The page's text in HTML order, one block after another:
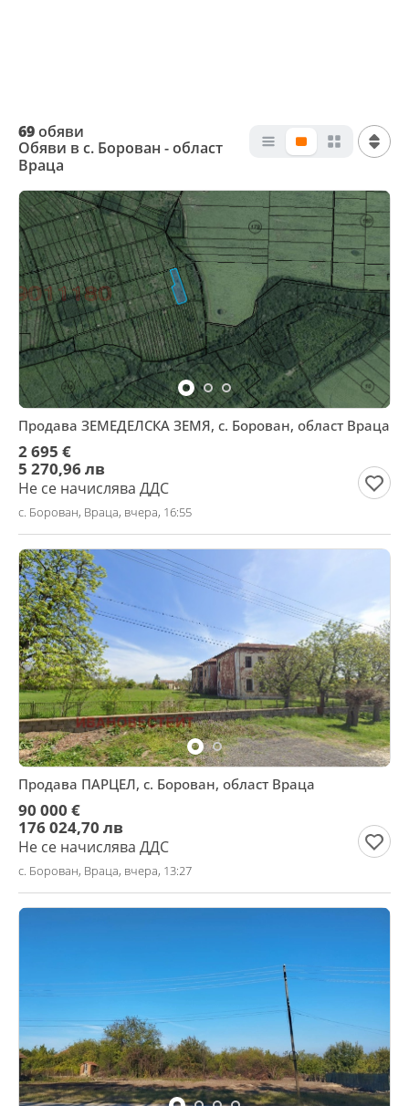
69обяви
Обяви в с. Борован - област
Враца
Продава ЗЕМЕДЕЛСКА ЗЕМЯ, с. Борован, област Враца
2 695 €
5 270,96 лв
Не се начислява ДДС
с. Борован, Враца, вчера, 16:55
Продава ПАРЦЕЛ, с. Борован, област Враца
90 000 €
176 024,70 лв
Не се начислява ДДС
с. Борован, Враца, вчера, 13:27